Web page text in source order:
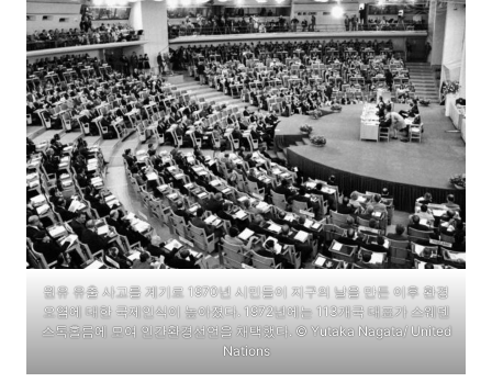
원유 유출 사고를 계기로 1970년 시민들이 지구의 날을 만든 이후 환경
오염에 대한 국제인식이 높아졌다. 1972년에는 113개국 대표가 스웨덴
스톡홀름에 모여 인간환경선언을 채택했다. © Yutaka Nagata/ United
Nations